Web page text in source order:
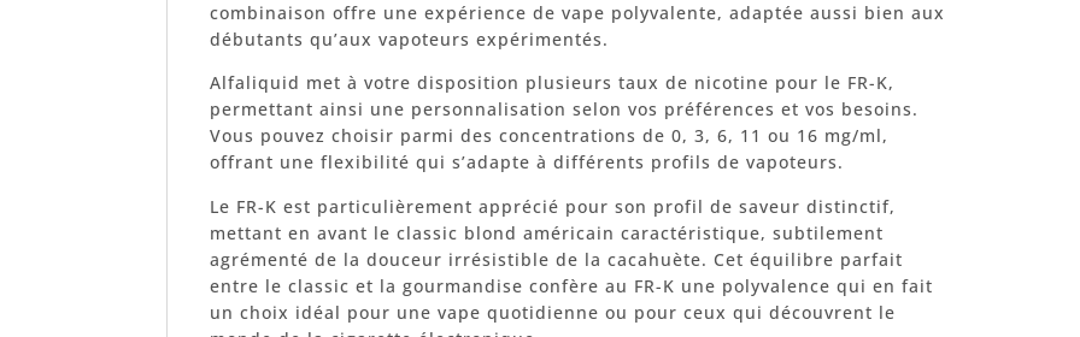
combinaison offre une expérience de vape polyvalente, adaptée aussi bien aux
débutants qu’aux vapoteurs expérimentés.
Alfaliquid met à votre disposition plusieurs taux de nicotine pour le FR-K,
permettant ainsi une personnalisation selon vos préférences et vos besoins.
Vous pouvez choisir parmi des concentrations de 0, 3, 6, 11 ou 16 mg/ml,
offrant une flexibilité qui s’adapte à différents profils de vapoteurs.
Le FR-K est particulièrement apprécié pour son profil de saveur distinctif,
mettant en avant le classic blond américain caractéristique, subtilement
agrémenté de la douceur irrésistible de la cacahuète. Cet équilibre parfait
entre le classic et la gourmandise confère au FR-K une polyvalence qui en fait
un choix idéal pour une vape quotidienne ou pour ceux qui découvrent le